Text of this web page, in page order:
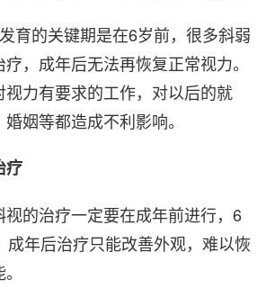
的关键期是在6岁前，很多斜弱
，成年后无法再恢复正常视力。
力有要求的工作，对以后的就
姻等都造成不利影响。
的治疗一定要在成年前进行，6
成年后治疗只能改善外观，难以恢